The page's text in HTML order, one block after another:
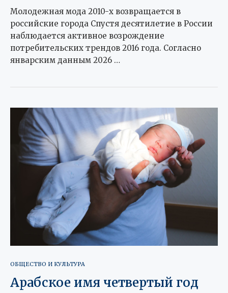
Молодежная мода 2010-х возвращается в
российские города Спустя десятилетие в России
наблюдается активное возрождение
потребительских трендов 2016 года. Согласно
январским данным 2026 …
ОБЩЕСТВО И КУЛЬТУРА
Арабское имя четвертый год